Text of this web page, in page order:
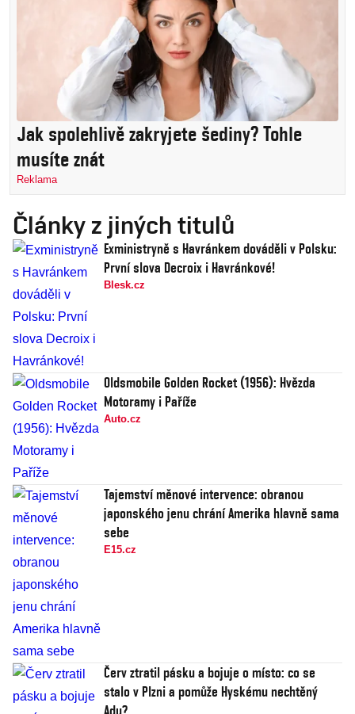
Jak spolehlivě zakryjete šediny? Tohle
musíte znát
Reklama
Články z jiných titulů
Exministryně s Havránkem dováděli v Polsku:
První slova Decroix i Havránkové!
Blesk.cz
Oldsmobile Golden Rocket (1956): Hvězda
Motoramy i Paříže
Auto.cz
Tajemství měnové intervence: obranou
japonského jenu chrání Amerika hlavně sama
sebe
E15.cz
Červ ztratil pásku a bojuje o místo: co se
stalo v Plzni a pomůže Hyskému nechtěný